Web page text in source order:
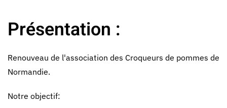
Présentation :
Renouveau de l'association des Croqueurs de pommes de
Normandie.
Notre objectif: